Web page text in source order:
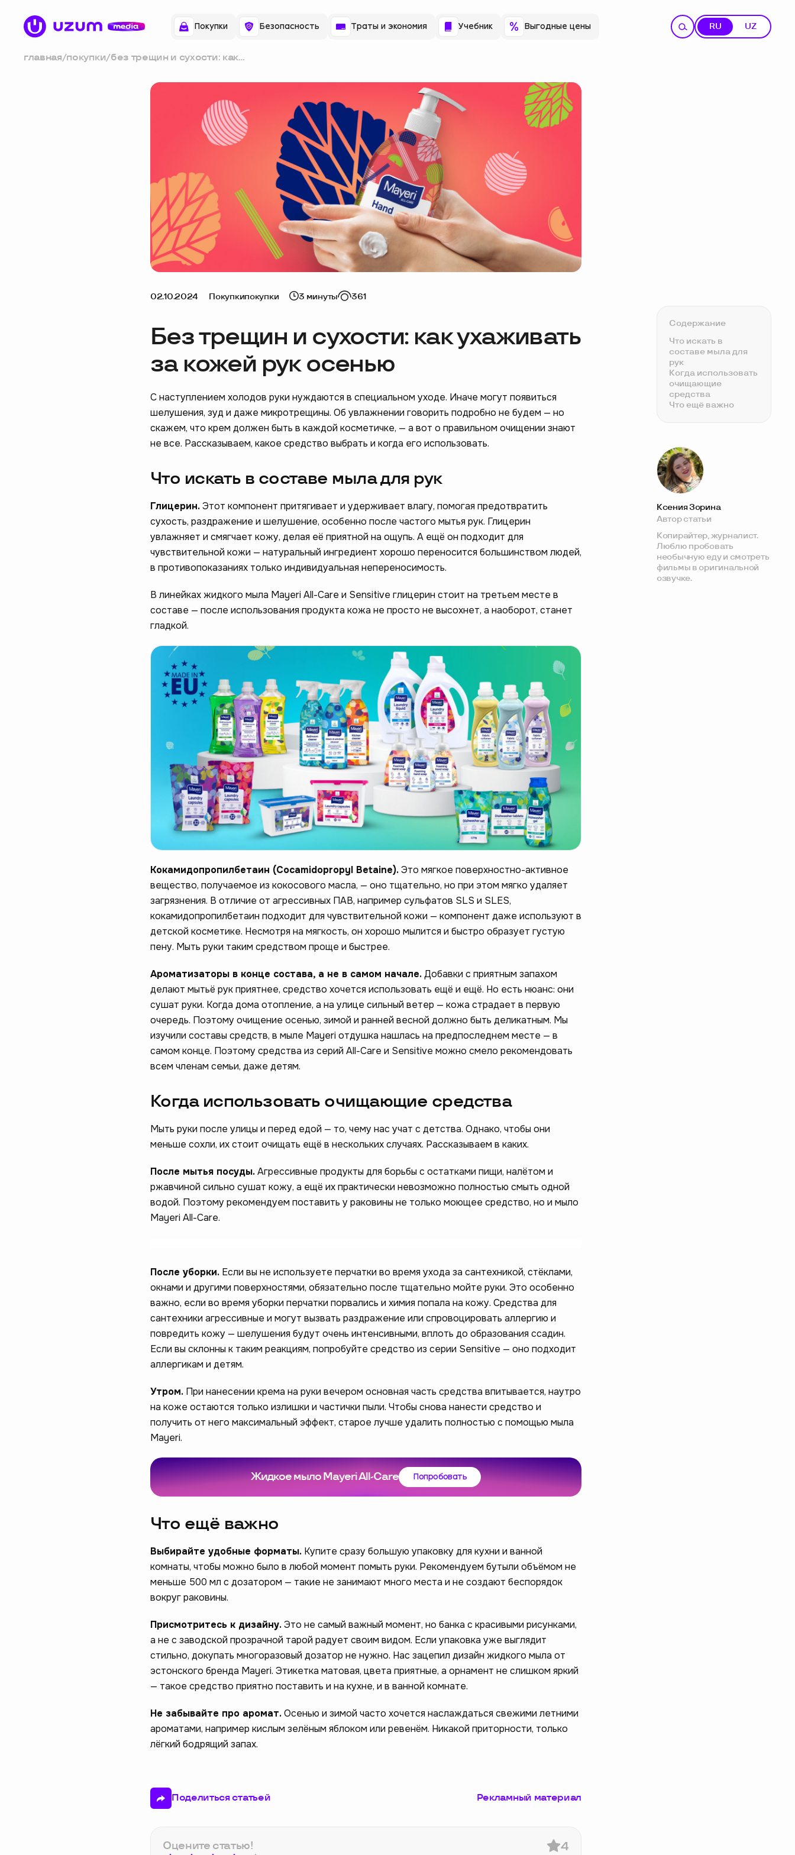
Покупки Безопасность Траты и экономия Учебник Выгодные цены RU UZ
главная/покупки/без трещин и сухости: как
02.10.2024 Покупкипокупки 3 минуты 361
Без трещин и сухости: как ухаживать
за кожей рук осенью
С наступлением холодов руки нуждаются в специальном уходе. Иначе могут появиться
шелушения, зуд и даже микротрещины. Об увлажнении говорить подробно не будем — но
скажем, что крем должен быть в каждой косметичке, — а вот о правильном очищении знают
не все. Рассказываем, какое средство выбрать и когда его использовать.
Что искать в составе мыла для рук
Глицерин.Этот компонент притягивает и удерживает влагу, помогая предотвратить
сухость, раздражение и шелушение, особенно после частого мытья рук. Глицерин
увлажняет и смягчает кожу, делая её приятной на ощупь. А ещё он подходит для
чувствительной кожи — натуральный ингредиент хорошо переносится большинством людей,
в противопоказаниях только индивидуальная непереносимость.
В линейках жидкого мыла Mayeri All-Care и Sensitive глицерин стоит на третьем месте в
составе — после использования продукта кожа не просто не высохнет, а наоборот, станет
гладкой.
Кокамидопропилбетаин (Cocamidopropyl Betaine).Это мягкое поверхностно-активное
вещество, получаемое из кокосового масла, — оно тщательно, но при этом мягко удаляет
загрязнения. В отличие от агрессивных ПАВ, например сульфатов SLS и SLES,
кокамидопропилбетаин подходит для чувствительной кожи — компонент даже используют в
детской косметике. Несмотря на мягкость, он хорошо мылится и быстро образует густую
пену. Мыть руки таким средством проще и быстрее.
Ароматизаторы в конце состава, а не в самом начале.Добавки с приятным запахом
делают мытьё рук приятнее, средство хочется использовать ещё и ещё. Но есть нюанс: они
сушат руки. Когда дома отопление, а на улице сильный ветер — кожа страдает в первую
очередь. Поэтому очищение осенью, зимой и ранней весной должно быть деликатным. Мы
изучили составы средств, в мыле Mayeri отдушка нашлась на предпоследнем месте — в
самом конце. Поэтому средства из серий All-Care и Sensitive можно смело рекомендовать
всем членам семьи, даже детям.
Когда использовать очищающие средства
Мыть руки после улицы и перед едой — то, чему нас учат с детства. Однако, чтобы они
меньше сохли, их стоит очищать ещё в нескольких случаях. Рассказываем в каких.
После мытья посуды.Агрессивные продукты для борьбы с остатками пищи, налётом и
ржавчиной сильно сушат кожу, а ещё их практически невозможно полностью смыть одной
водой. Поэтому рекомендуем поставить у раковины не только моющее средство, но и мыло
Mayeri All-Care.
После уборки. Если вы не используете перчатки во время ухода за сантехникой, стёклами,
окнами и другими поверхностями, обязательно после тщательно мойте руки. Это особенно
важно, если во время уборки перчатки порвались и химия попала на кожу. Средства для
сантехники агрессивные и могут вызвать раздражение или спровоцировать аллергию и
повредить кожу — шелушения будут очень интенсивными, вплоть до образования ссадин.
Если вы склонны к таким реакциям, попробуйте средство из серии Sensitive — оно подходит
аллергикам и детям.
Утром. При нанесении крема на руки вечером основная часть средства впитывается, наутро
на коже остаются только излишки и частички пыли. Чтобы снова нанести средство и
получить от него максимальный эффект, старое лучше удалить полностью с помощью мыла
Mayeri.
Жидкое мыло Mayeri All-Care Попробовать
Что ещё важно
Выбирайте удобные форматы. Купите сразу большую упаковку для кухни и ванной
комнаты, чтобы можно было в любой момент помыть руки. Рекомендуем бутыли объёмом не
меньше 500 мл с дозатором — такие не занимают много места и не создают беспорядок
вокруг раковины.
Присмотритесь к дизайну.Это не самый важный момент, но банка с красивыми рисунками,
а не с заводской прозрачной тарой радует своим видом. Если упаковка уже выглядит
стильно, докупать многоразовый дозатор не нужно. Нас зацепил дизайн жидкого мыла от
эстонского бренда Mayeri. Этикетка матовая, цвета приятные, а орнамент не слишком яркий
— такое средство приятно поставить и на кухне, и в ванной комнате.
Не забывайте про аромат.Осенью и зимой часто хочется наслаждаться свежими летними
ароматами, например кислым зелёным яблоком или ревенём. Никакой приторности, только
лёгкий бодрящий запах.
Содержание
Что искать в
составе мыла для
рук
Когда использовать
очищающие
средства
Что ещё важно
Ксения Зорина
Автор статьи
Копирайтер, журналист.
Люблю пробовать
необычную еду и смотреть
фильмы в оригинальной
озвучке.
Поделиться статьей Рекламный материал
Оцените статью! 4
Помогите нам стать лучше –
пройдите опрос❤️
начать